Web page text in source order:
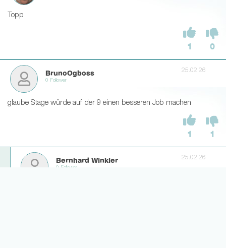
Topp
1 0
BrunoOgboss
0 Follower
25.02.26
glaube Stage würde auf der 9 einen besseren Job machen
1 1
Bernhard Winkler
0 Follower
25.02.26